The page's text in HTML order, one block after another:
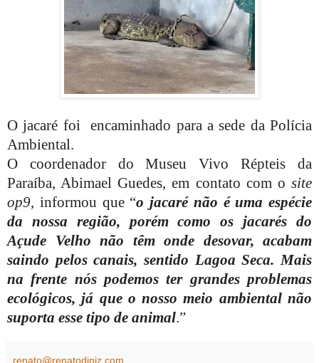
O jacaré foi
encaminhado para a sede da Polícia
Ambiental.
O coordenador do Museu Vivo Répteis da
Paraíba, Abimael Guedes, em contato com o site
op9, informou que “o jacaré não é uma espécie
da nossa região, porém como os jacarés do
Açude Velho não têm onde desovar, acabam
saindo pelos canais, sentido Lagoa Seca. Mais
na frente nós podemos ter grandes problemas
ecológicos, já que o nosso meio ambiental não
suporta esse tipo de animal.”
renato@renatodiniz.com